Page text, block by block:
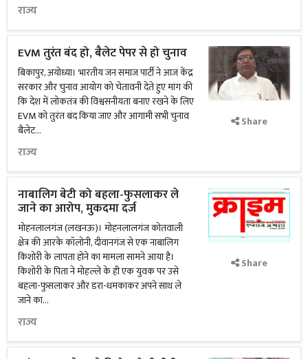
राज्य
EVM तुरंत बंद हो, बैलेट पेपर से हो चुनाव
बिकापुर, अयोध्या। भारतीय जन समाज पार्टी ने आज केंद्र
सरकार और चुनाव आयोग को चेतावनी देते हुए मांग की
कि देश में लोकतंत्र की विश्वसनीयता बनाए रखने के लिए
EVM को तुरंत बंद किया जाए और आगामी सभी चुनाव
बैलेट...
राज्य
Share
नाबालिग बेटी को बहला-फुसलाकर ले
जाने का आरोप, मुकदमा दर्ज
मोहनलालगंज (लखनऊ)। मोहनलालगंज कोतवाली
क्षेत्र की आरके कॉलोनी, दीवानगंज से एक नाबालिग
किशोरी के लापता होने का मामला सामने आया है।
किशोरी के पिता ने मोहल्ले के ही एक युवक पर उसे
बहला-फुसलाकर और डरा-धमकाकर अपने साथ ले
जाने का...
राज्य
Share